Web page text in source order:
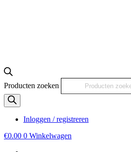
Producten zoeken
Inloggen / registreren
€0.00 0 Winkelwagen